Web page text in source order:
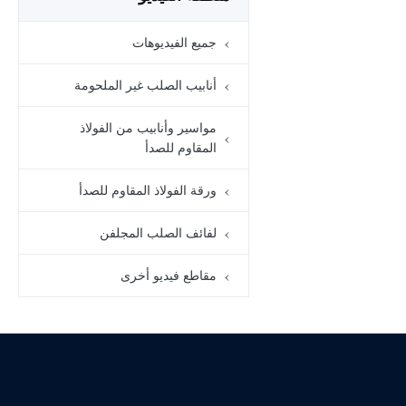
00:19
بالغمس الساخن مقاومة
للتآكل
00:12
304 ألواح فولاذية ماسية
ورقة الفولاذ المقاوم للصدأ
الملحومة للمباني
الإنشائية
أنابيب الصلب غير
للصدأ للديكور
جميع الفيديوهات
أنابيب الصلب غير الملحومة
مواسير وأنابيب من الفولاذ
المقاوم للصدأ
ورقة الفولاذ المقاوم للصدأ
لفائف الصلب المجلفن
مقاطع فيديو أخرى